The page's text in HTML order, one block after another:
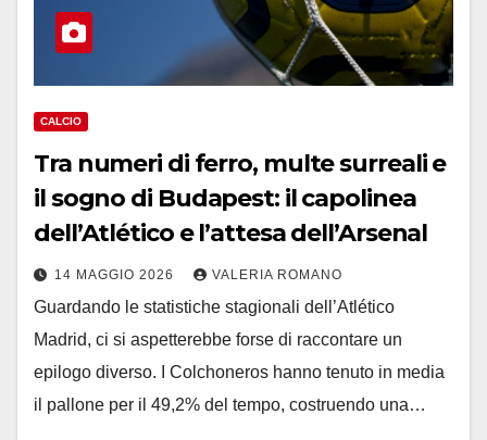
CALCIO
Tra numeri di ferro, multe surreali e
il sogno di Budapest: il capolinea
dell’Atlético e l’attesa dell’Arsenal
14 MAGGIO 2026 VALERIA ROMANO
Guardando le statistiche stagionali dell’Atlético
Madrid, ci si aspetterebbe forse di raccontare un
epilogo diverso. I Colchoneros hanno tenuto in media
il pallone per il 49,2% del tempo, costruendo una…